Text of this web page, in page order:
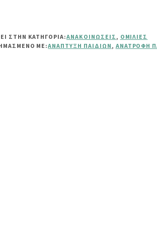
ΣΤΗΝ ΚΑΤΗΓΟΡΙΑ:ΑΝΑΚΟΙΝΏΣΕΙΣ , ΟΜΙΛΊΕΣ
ΜΕ:ΑΝΆΠΤΥΞΗ ΠΑΙΔΙΏΝ , ΑΝΑΤΡΟΦΉ